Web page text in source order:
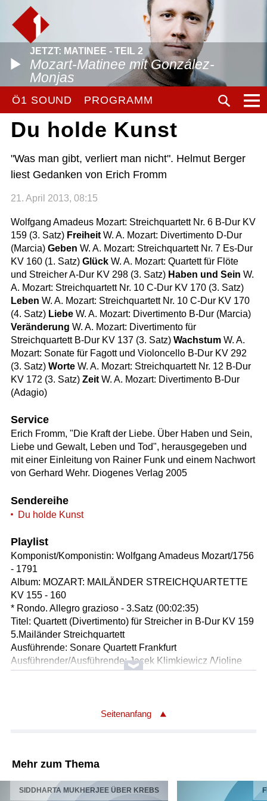
JETZT: MATINEE - TEIL 2
Mozart-Matinee mit González-
Monjas
Ö1 SOUND PROGRAMM
Du holde Kunst
"Was man gibt, verliert man nicht". Helmut Berger
liest Gedanken von Erich Fromm
21. April 2013, 08:15
Wolfgang Amadeus Mozart: Streichquartett Nr. 6 B-Dur KV
159 (3. Satz) Freiheit W. A. Mozart: Divertimento D-Dur
(Marcia) Geben W. A. Mozart: Streichquartett Nr. 7 Es-Dur
KV 160 (1. Satz) Glück W. A. Mozart: Quartett für Flöte
und Streicher A-Dur KV 298 (3. Satz) Haben und Sein W.
A. Mozart: Streichquartett Nr. 10 C-Dur KV 170 (3. Satz)
Leben W. A. Mozart: Streichquartett Nr. 10 C-Dur KV 170
(4. Satz) Liebe W. A. Mozart: Divertimento B-Dur (Marcia)
Veränderung W. A. Mozart: Divertimento für
Streichquartett B-Dur KV 137 (3. Satz)Wachstum W. A.
Mozart: Sonate für Fagott und Violoncello B-Dur KV 292
(3. Satz) Worte W. A. Mozart: Streichquartett Nr. 12 B-Dur
KV 172 (3. Satz) Zeit W. A. Mozart: Divertimento B-Dur
(Adagio)
Service
Erich Fromm, "Die Kraft der Liebe. Über Haben und Sein,
Liebe und Gewalt, Leben und Tod", herausgegeben und
mit einer Einleitung von Rainer Funk und einem Nachwort
von Gerhard Wehr. Diogenes Verlag 2005
Sendereihe
Du holde Kunst
Playlist
Komponist/Komponistin: Wolfgang Amadeus Mozart/1756
- 1791
Album: MOZART: MAILÄNDER STREICHQUARTETTE
KV 155 - 160
* Rondo. Allegro grazioso - 3.Satz (00:02:35)
Titel: Quartett (Divertimento) für Streicher in B-Dur KV 159
5.Mailänder Streichquartett
Ausführende: Sonare Quartett Frankfurt
Ausführender/Ausführende: Jacek Klimkiewicz /Violine
Ausführender/Ausführende: Laurentius Bonitz /Violine
- 1791
Bearbeiter/Bearbeiterin: Erik Smith /Bearbeitung
Album: MOZART EDITION / VOL.45: RARITÄTEN
Seitenanfang
Mehr zum Thema
SIDDHARTA MUKHERJEE ÜBER KREBS